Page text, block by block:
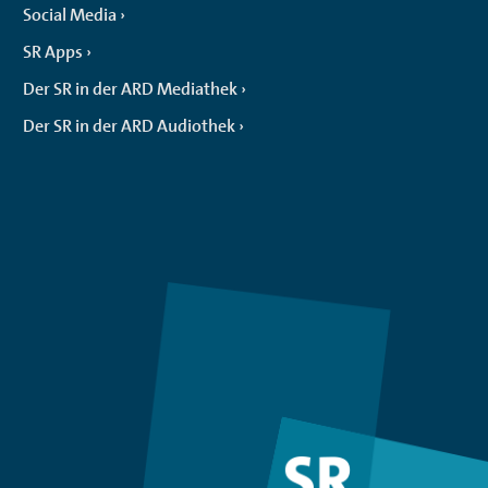
Social Media
SR Apps
Der SR in der ARD Mediathek
Der SR in der ARD Audiothek